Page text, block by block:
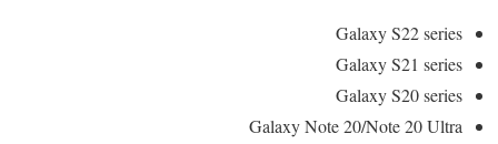
Galaxy S22 series
Galaxy S21 series
Galaxy S20 series
Galaxy Note 20/Note 20 Ultra